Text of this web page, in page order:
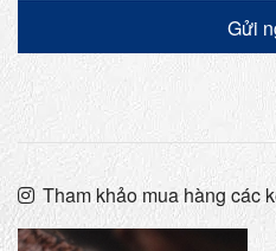
Gửi
Tham khảo mua hàng các